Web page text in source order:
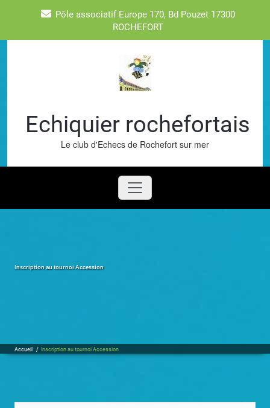
Pôle associatif Europe 170, Bd Pouzet 17300
ROCHEFORT
Echiquier rochefortais
Le club d'Echecs de Rochefort sur mer
Inscription au tournoi Accession
Accueil / Inscription au tournoi Accession